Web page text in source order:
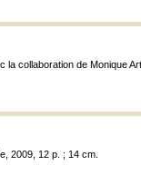
collaboration de Monique
2009, 12 p. ; 14 cm.